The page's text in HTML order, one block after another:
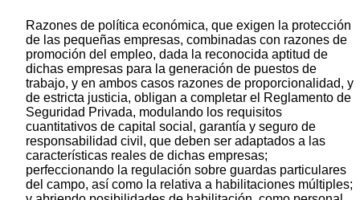
Razones de política económica, que exigen la protección
de las pequeñas empresas, combinadas con razones de
promoción del empleo, dada la reconocida aptitud de
dichas empresas para la generación de puestos de
trabajo, y en ambos casos razones de proporcionalidad, y
de estricta justicia, obligan a completar el Reglamento de
Seguridad Privada, modulando los requisitos
cuantitativos de capital social, garantía y seguro de
responsabilidad civil, que deben ser adaptados a las
características reales de dichas empresas;
perfeccionando la regulación sobre guardas particulares
del campo, así como la relativa a habilitaciones múltiples;